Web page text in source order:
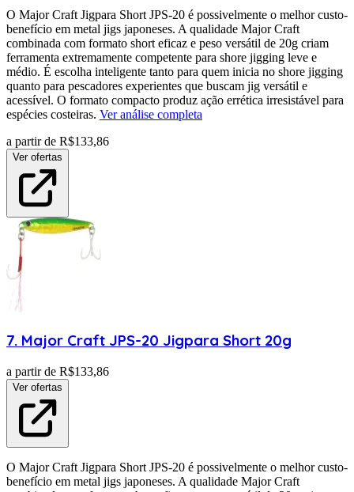
O Major Craft Jigpara Short JPS-20 é possivelmente o melhor custo-
benefício em metal jigs japoneses. A qualidade Major Craft
combinada com formato short eficaz e peso versátil de 20g criam
ferramenta extremamente competente para shore jigging leve e
médio. É escolha inteligente tanto para quem inicia no shore jigging
quanto para pescadores experientes que buscam jig versátil e
acessível. O formato compacto produz ação errética irresistável para
espécies costeiras. Ver análise completa
a partir de R$133,86
Ver ofertas
7. Major Craft JPS-20 Jigpara Short 20g
a partir de R$133,86
Ver ofertas
O Major Craft Jigpara Short JPS-20 é possivelmente o melhor custo-
benefício em metal jigs japoneses. A qualidade Major Craft